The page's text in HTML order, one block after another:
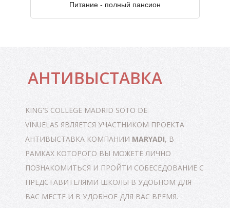
ГПитание - полный пансион
АНТИВЫСТАВКА
KING'S COLLEGE MADRID SOTO DE
VIÑUELAS ЯВЛЯЕТСЯ УЧАСТНИКОМ ПРОЕКТА
АНТИВЫСТАВКА КОМПАНИИ MARYADI, В
РАМКАХ КОТОРОГО ВЫ МОЖЕТЕ ЛИЧНО
ПОЗНАКОМИТЬСЯ И ПРОЙТИ СОБЕСЕДОВАНИЕ С
ПРЕДСТАВИТЕЛЯМИ ШКОЛЫ В УДОБНОМ ДЛЯ
ВАС МЕСТЕ И В УДОБНОЕ ДЛЯ ВАС ВРЕМЯ.